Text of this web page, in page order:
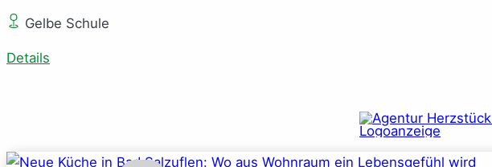
Gelbe Schule
Details